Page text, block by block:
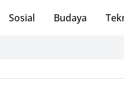
Sosial Budaya